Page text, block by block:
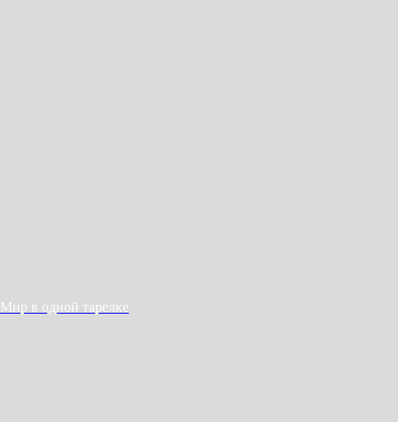
Мир в одной тарелке